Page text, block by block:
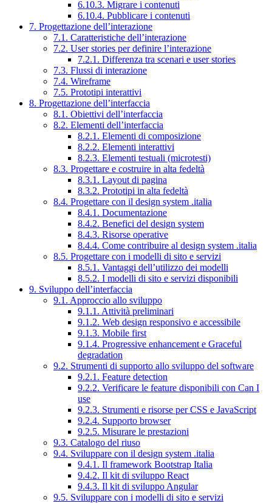
6.10.3. Migrare i contenuti
6.10.4. Pubblicare i contenuti
7. Progettazione dell’interazione
7.1. Caratteristiche dell’interazione
7.2. User stories per definire l’interazione
7.2.1. Differenza tra scenari e user stories
7.3. Flussi di interazione
7.4. Wireframe
7.5. Prototipi interattivi
8. Progettazione dell’interfaccia
8.1. Obiettivi dell’interfaccia
8.2. Elementi dell’interfaccia
8.2.1. Elementi di composizione
8.2.2. Elementi interattivi
8.2.3. Elementi testuali (microtesti)
8.3. Progettare e costruire in alta fedeltà
8.3.1. Layout di pagina
8.3.2. Prototipi in alta fedeltà
8.4. Progettare con il design system .italia
8.4.1. Documentazione
8.4.2. Benefici del design system
8.4.3. Risorse operative
8.4.4. Come contribuire al design system .italia
8.5. Progettare con i modelli di sito e servizi
8.5.1. Vantaggi dell’utilizzo dei modelli
8.5.2. I modelli di sito e servizi disponibili
9. Sviluppo dell’interfaccia
9.1. Approccio allo sviluppo
9.1.1. Attività preliminari
9.1.2. Web design responsivo e accessibile
9.1.3. Mobile first
9.1.4. Progressive enhancement e Graceful
degradation
9.2. Strumenti di supporto allo sviluppo del software
9.2.1. Feature detection
9.2.2. Verificare le feature disponibili con Can I
use
9.2.3. Strumenti e risorse per CSS e JavaScript
9.2.4. Supporto browser
9.2.5. Misurare le prestazioni
9.3. Catalogo del riuso
9.4. Sviluppare con il design system .italia
9.4.1. Il framework Bootstrap Italia
9.4.2. Il kit di sviluppo React
9.4.3. Il kit di sviluppo Angular
9.5. Sviluppare con i modelli di sito e servizi